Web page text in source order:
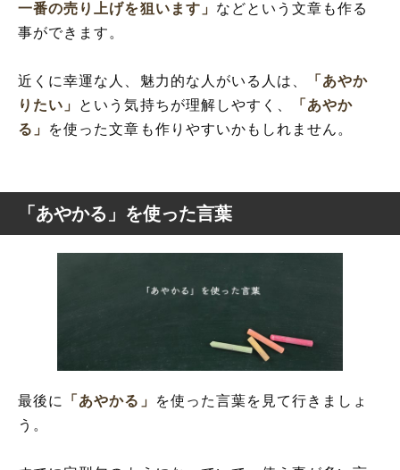
一番の売り上げを狙います」 などという文章も作る
事ができます。
近くに幸運な人、魅力的な人がいる人は、
「あやか
りたい」
という気持ちが理解しやすく、
「あやか
る」
を使った文章も作りやすいかもしれません。
「あやかる」を使った言葉
最後に 「あやかる」
を使った言葉を見て行きましょ
う。